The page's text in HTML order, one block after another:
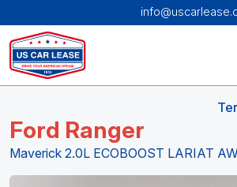
Ford Ranger
Maverick 2.0L ECOBOOST LARIAT